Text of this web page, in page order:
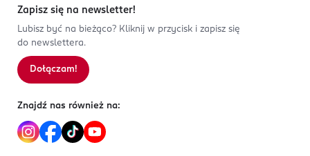
Zapisz się na newsletter!
Lubisz być na bieżąco? Kliknij w przycisk i zapisz się
do newslettera.
Dołączam!
Znajdź nas również na: